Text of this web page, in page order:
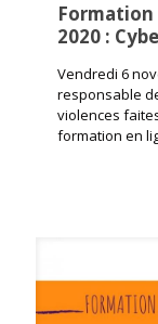
Formation
2020 :
Vendredi 6
responsable
violences
formation en